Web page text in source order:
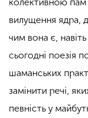
колективною
вилущення ядра,
чим вона є,
сьогодні поезія
шаманських
замінити речі,
певність у